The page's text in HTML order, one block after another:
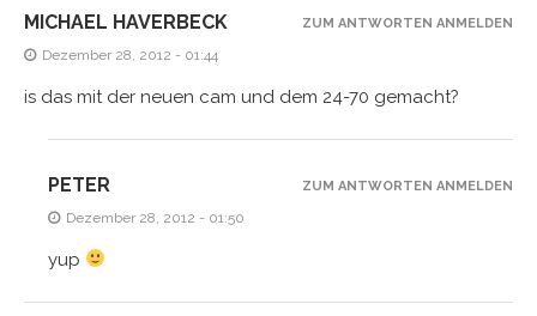
MICHAEL HAVERBECK
Dezember 28, 2012 - 01:44
is das mit der neuen cam und dem 24-70 gemacht?
ZUM ANTWORTEN ANMELDEN
PETER
Dezember 28, 2012 - 01:50
yup
ZUM ANTWORTEN ANMELDEN